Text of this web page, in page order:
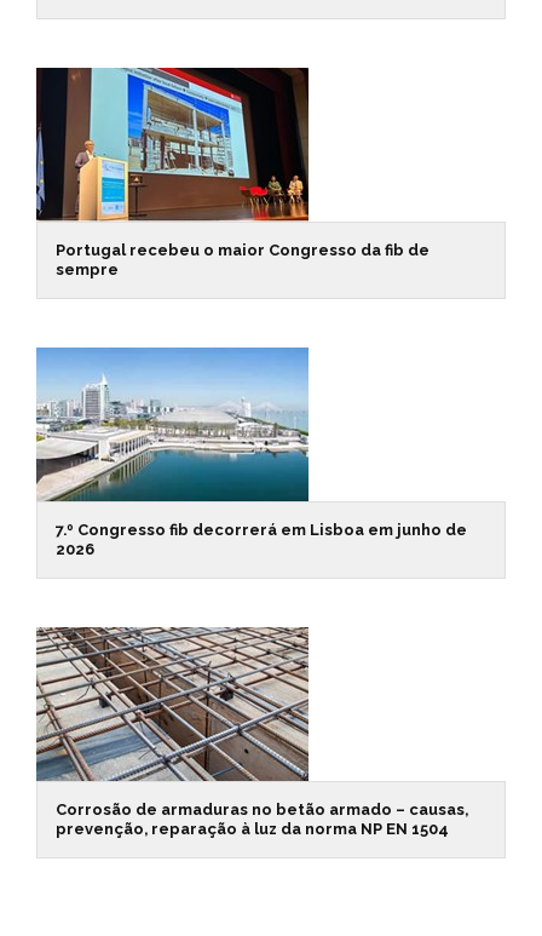
Portugal recebeu o maior Congresso da fib de
sempre
7.º Congresso fib decorrerá em Lisboa em junho de
2026
Corrosão de armaduras no betão armado – causas,
prevenção, reparação à luz da norma NP EN 1504